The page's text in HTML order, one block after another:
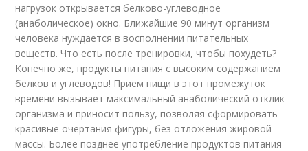
нагрузок открывается белково-углеводное
(анаболическое) окно. Ближайшие 90 минут организм
человека нуждается в восполнении питательных
веществ. Что есть после тренировки, чтобы похудеть?
Конечно же, продукты питания с высоким содержанием
белков и углеводов! Прием пищи в этот промежуток
времени вызывает максимальный анаболический отклик
организма и приносит пользу, позволяя сформировать
красивые очертания фигуры, без отложения жировой
массы. Более позднее употребление продуктов питания